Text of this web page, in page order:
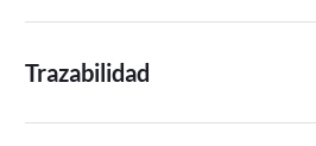
Trazabilidad